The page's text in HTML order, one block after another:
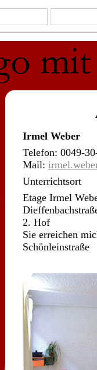
Irmel Weber
Telefon: 0049-
Mail:
Unterrichtsort
Etage Irmel
2. Hof
Sie erreichen
Schönleinstraße